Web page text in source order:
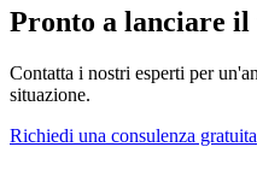
Pronto a lanciare il
Contatta i nostri esperti per
situazione.
Richiedi una consulenza gratuita